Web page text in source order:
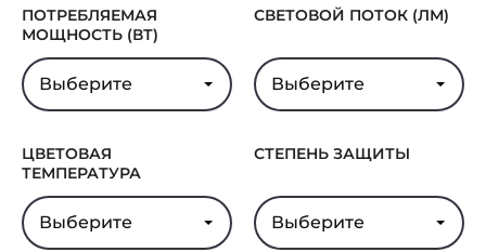
ПОТРЕБЛЯЕМАЯ
МОЩНОСТЬ (ВТ)
Выберите
СВЕТОВОЙ ПОТОК (ЛМ)
Выберите
ЦВЕТОВАЯ
ТЕМПЕРАТУРА
Выберите
СТЕПЕНЬ ЗАЩИТЫ
Выберите